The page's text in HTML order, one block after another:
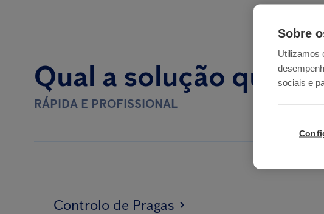
Qual a solução que
RÁPIDA E PROFISSIONAL
Controlo de Pragas
Sobre
Utilizamos
sociais e